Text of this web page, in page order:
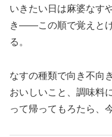
いきたい日は麻婆なす
き——この順で覚えと
る。
なすの種類で向き不向
おいしいこと、調味料
って帰ってもろたら、